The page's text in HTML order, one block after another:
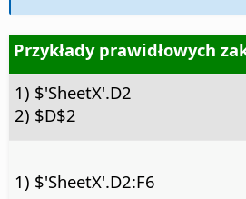
Przykłady prawidłowych
1) $'SheetX'.D2
2) $D$2
1) $'SheetX'.D2:F6